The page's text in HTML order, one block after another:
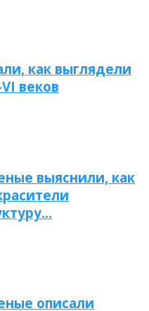
как выглядели
веков
выяснили, как
описали